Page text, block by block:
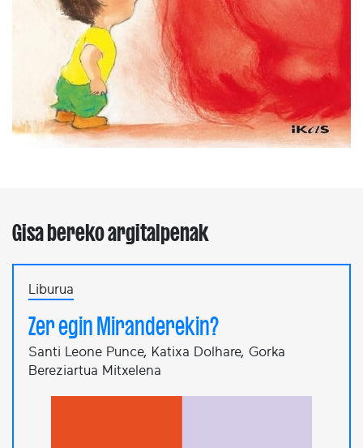
Gisa bereko argitalpenak
Liburua
Zer egin Miranderekin?
Santi Leone Punce, Katixa Dolhare, Gorka
Bereziartua Mitxelena